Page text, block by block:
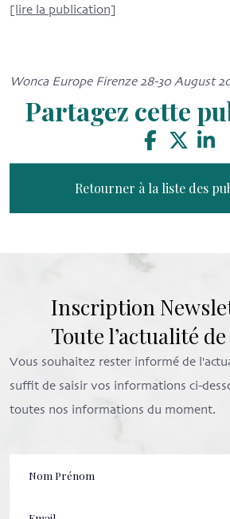
[lire la publication]
Wonca Europe Firenze 28-30 August
Partagez cette
Retourner à la liste des
Inscription
Toute l’actualité de
Vous souhaitez rester informé de
suffit de saisir vos informations ci-
toutes nos informations du moment.